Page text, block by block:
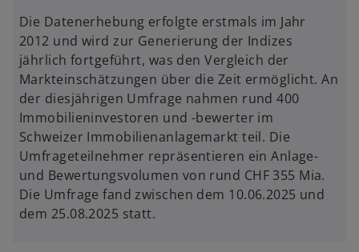
Die Datenerhebung erfolgte erstmals im Jahr
2012 und wird zur Generierung der Indizes
jährlich fortgeführt, was den Vergleich der
Markteinschätzungen über die Zeit ermöglicht. An
der diesjährigen Umfrage nahmen rund 400
Immobilieninvestoren und -bewerter im
Schweizer Immobilienanlagemarkt teil. Die
Umfrageteilnehmer repräsentieren ein Anlage-
und Bewertungsvolumen von rund CHF 355 Mia.
Die Umfrage fand zwischen dem 10.06.2025 und
dem 25.08.2025 statt.